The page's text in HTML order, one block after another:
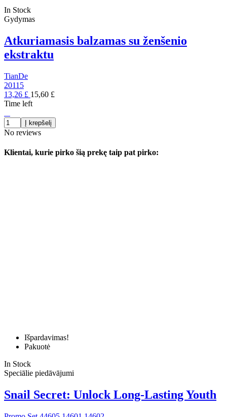
In Stock
Gydymas
Atkuriamasis balzamas su ženšenio
ekstraktu
TianDe
20115
13,26 £ 15,60 £
Time left
Į krepšelį
No reviews
Klientai, kurie pirko šią prekę taip pat pirko:
Išpardavimas!
Pakuotė
In Stock
Speciālie piedāvājumi
Snail Secret: Unlock Long‑Lasting Youth